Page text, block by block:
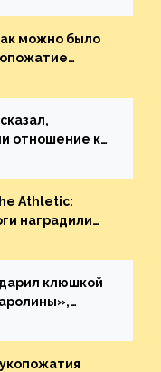
в Кадри
можно было
ESPN
отношение к
Athletic:
наградили
игру
клюшкой